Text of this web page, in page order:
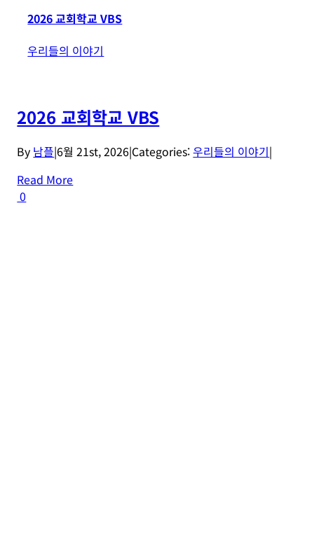
2026 교회학교 VBS
우리들의 이야기
2026 교회학교 VBS
By 남플|6월 21st, 2026|Categories:우리들의 이야기|
Read More
0